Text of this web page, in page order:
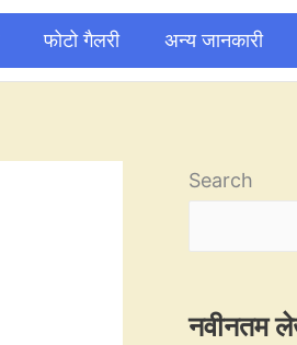
फोटो गैलरी अन्य जानकारी
Search
नवीनतम